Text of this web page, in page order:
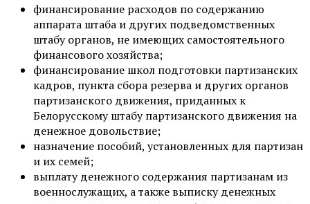
финансирование расходов по содержанию
аппарата штаба и других подведомственных
штабу органов, не имеющих самостоятельного
финансового хозяйства;
финансирование школ подготовки партизанских
кадров, пункта сбора резерва и других органов
партизанского движения, приданных к
Белорусскому штабу партизанского движения на
денежное довольствие;
назначение пособий, установленных для партизан
и их семей;
выплату денежного содержания партизанам из
военнослужащих, а также выписку денежных